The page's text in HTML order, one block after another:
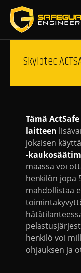
Skylotec
Tämä ActSafe
laitteen
jokaisen
-
maassa voi
henkilön jopa
mahdollistaa
henkilö voi
ohjauksen ja